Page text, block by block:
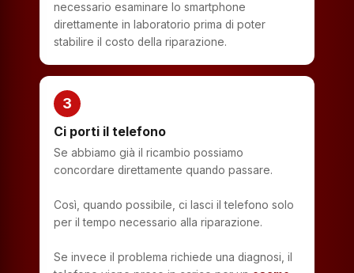
necessario esaminare lo smartphone
direttamente in laboratorio prima di poter
stabilire il costo della riparazione.
3
Ci porti il telefono
Se abbiamo già il ricambio possiamo
concordare direttamente quando passare.
Così, quando possibile, ci lasci il telefono solo
per il tempo necessario alla riparazione.
Se invece il problema richiede una diagnosi, il